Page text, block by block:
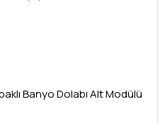
Banyo Dolabı Alt Modülü